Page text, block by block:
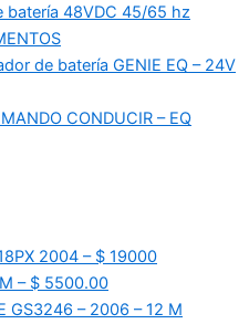
batería 48VDC 45/65 hz
de batería GENIE EQ – 24V
CONDUCIR – EQ
2004 – $ 19000
– $ 5500.00
GS3246 – 2006 – 12 M